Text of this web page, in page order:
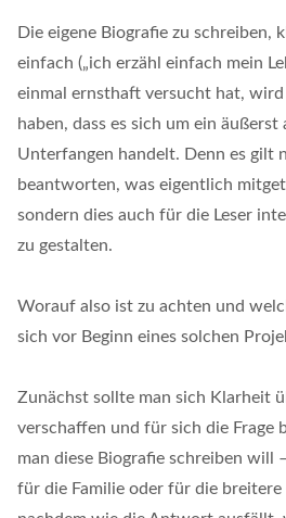
Die eigene Biografie zu schreiben,
einfach („ich erzähl einfach mein
einmal ernsthaft versucht hat,
haben, dass es sich um ein äußerst
Unterfangen handelt. Denn es gilt
beantworten, was eigentlich
sondern dies auch für die Leser
zu gestalten.
Worauf also ist zu achten und
sich vor Beginn eines solchen
Zunächst sollte man sich Klarheit
verschaffen und für sich die Frage
man diese Biografie schreiben will
für die Familie oder für die